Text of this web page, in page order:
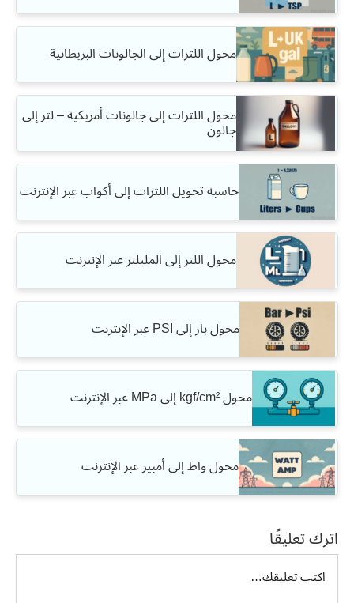
محول اللترات إلى الجالونات البريطانية
محول اللترات إلى جالونات أمريكية – لتر إلى
جالون
حاسبة تحويل اللترات إلى أكواب عبر الإنترنت
محول اللتر إلى المليلتر عبر الإنترنت
محول بار إلى PSI عبر الإنترنت
محول kgf/cm² إلى MPa عبر الإنترنت
محول واط إلى أمبير عبر الإنترنت
اترك تعليقًا
تعليق